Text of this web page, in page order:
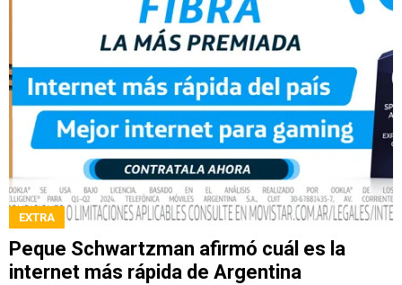
EXTRA
Peque Schwartzman afirmó cuál es la
internet más rápida de Argentina